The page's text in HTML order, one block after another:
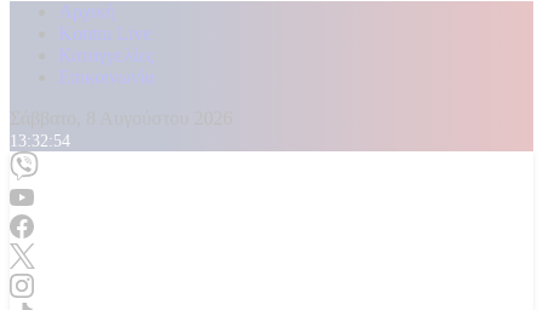
Αρχική
Kontra Live
Καταγγελίες
Επικοινωνία
13:32:56